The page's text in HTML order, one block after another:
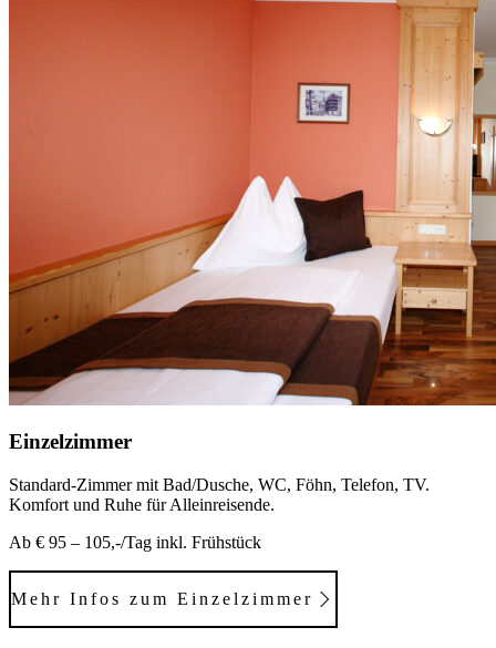
Einzelzimmer
Standard-Zimmer mit Bad/Dusche, WC, Föhn, Telefon, TV.
Komfort und Ruhe für Alleinreisende.
Ab € 95 – 105,-/Tag inkl. Frühstück
Mehr Infos zum Einzelzimmer